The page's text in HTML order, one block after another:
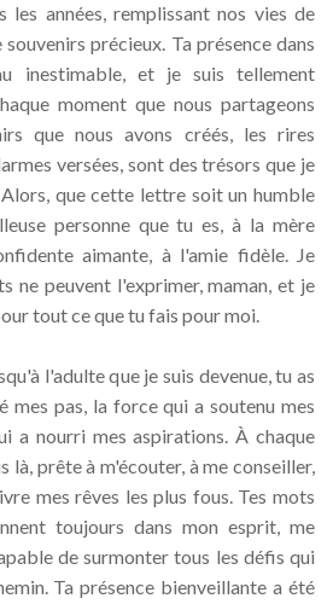
les années, remplissant nos vies de
précieux. Ta présence dans
inestimable, et je suis tellement
moment que nous partageons
que nous avons créés, les rires
versées, sont des trésors que je
que cette lettre soit un humble
personne que tu es, à la mère
aimante, à l'amie fidèle. Je
ne peuvent l'exprimer, maman, et je
tout ce que tu fais pour moi.
l'adulte que je suis devenue, tu as
mes pas, la force qui a soutenu mes
a nourri mes aspirations. À chaque
là, prête à m'écouter, à me conseiller,
mes rêves les plus fous. Tes mots
toujours dans mon esprit, me
de surmonter tous les défis qui
Ta présence bienveillante a été